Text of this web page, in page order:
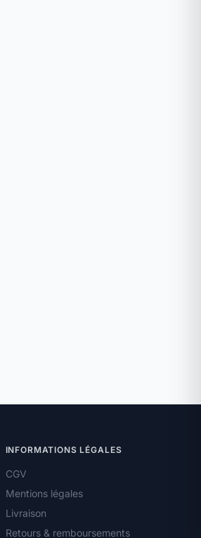
INFORMATIONS LÉGALES
CGV
Mentions légales
Livraison
Retours & remboursements